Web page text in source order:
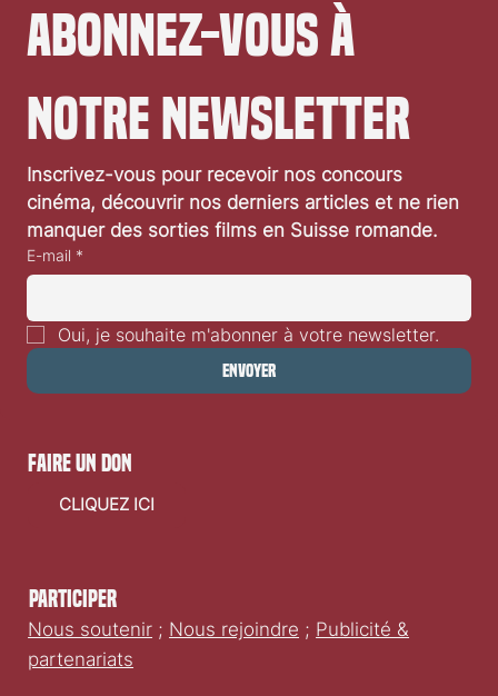
Abonnez-vous à
notre newsletter
Inscrivez-vous pour recevoir nos concours
cinéma, découvrir nos derniers articles et ne rien
manquer des sorties films en Suisse romande.
E-mail *
Oui, je souhaite m'abonner à votre newsletter.
Envoyer
Participer
Nous soutenir ; Nous rejoindre ; Publicité &
partenariats
faire un don
CLIQUEZ ICI